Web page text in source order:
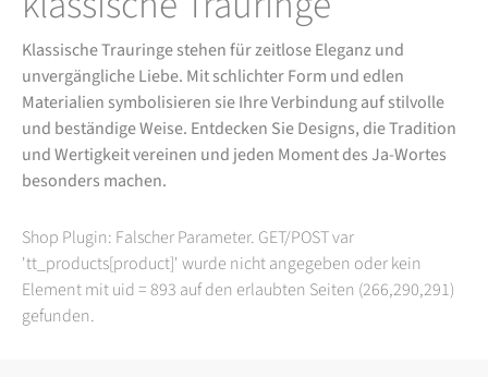
Klassische Trauringe stehen für zeitlose Eleganz und
unvergängliche Liebe. Mit schlichter Form und edlen
Materialien symbolisieren sie Ihre Verbindung auf stilvolle
und beständige Weise. Entdecken Sie Designs, die Tradition
und Wertigkeit vereinen und jeden Moment des Ja-Wortes
besonders machen.
Shop Plugin: Falscher Parameter. GET/POST var
'tt_products[product]' wurde nicht angegeben oder kein
Element mit uid = 893 auf den erlaubten Seiten (266,290,291)
gefunden.